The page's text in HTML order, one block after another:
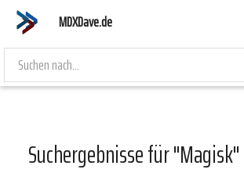
MDXDave.de
Suchergebnisse für "Magisk"